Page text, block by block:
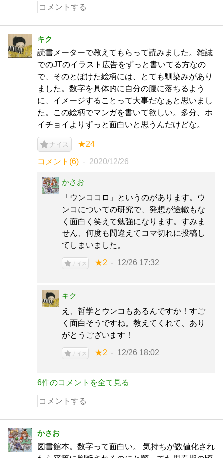
キク
読書メーターで教えてもらって読みました。雑誌
でのJTのイラスト広告をずっと書いてる方なの
で、そのとぼけた絵柄には、とても馴染みがあり
ました。数字を具体的に自分の腹に落ちるよう
に、イメージすることって大事だなぁと思いまし
た。この絵柄でマンガを書いて欲しい。多分、ホ
イチョイよりずっと面白いと思うんだけどな。
ナイス ★24
コメント(6) 2020/12/26
かさお
「ウンココロ」というのがあります。ウ
ンコについての研究で、発想が途轍もな
く面白く笑えて勉強になります。すみま
せん、何度も間違えてコマ切れに投稿し
てしまいました。
ナイス ★2 12/26 17:32
キク
え、哲学とウンコもあるんですか！すご
く面白そうですね。教えてくれて、あり
がとうございます！
ナイス ★2 12/26 18:02
6件のコメントを全て見る
かさお
図書館本。数字って面白い。 気持ちが数値化され